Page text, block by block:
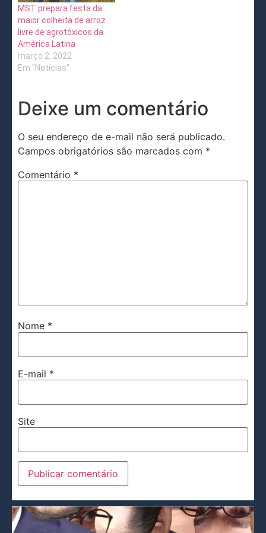
MST prepara festa da
maior colheita de arroz
livre de agrotóxicos da
América Latina
março 2, 2022
Em "Notícias"
Deixe um comentário
O seu endereço de e-mail não será publicado.
Campos obrigatórios são marcados com *
Comentário *
Nome *
E-mail *
Site